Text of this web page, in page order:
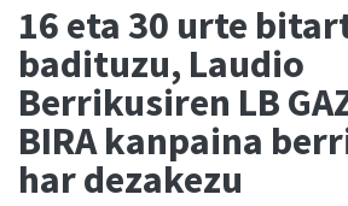
16 eta 30 urte
badituzu, Laudio
Berrikusiren LB
BIRA kanpaina
har dezakezu